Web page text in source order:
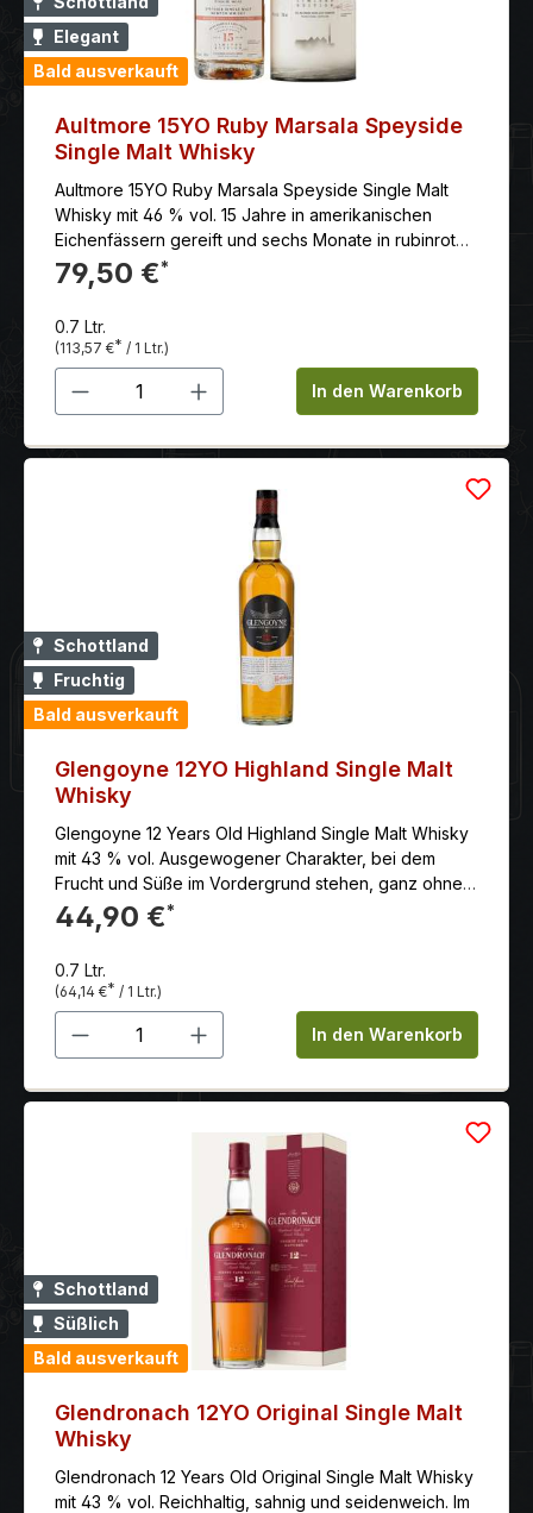
Elegant
Bald ausverkauft
Aultmore 15YO Ruby Marsala Speyside
Single Malt Whisky
Aultmore 15YO Ruby Marsala Speyside Single Malt
Whisky mit 46 % vol. 15 Jahre in amerikanischen
Eichenfässern gereift und sechs Monate in rubinroten
Marsala-Fässern aus roten Trauben veredelt, besticht
dieser Whisky durch ein intensives Aroma reifer
79,50 €*
0.7 Ltr.
(113,57 €* / 1 Ltr.)
Produkt Anzahl: Gib denIn den Warenkorb
Schottland
Fruchtig
Bald ausverkauft
Glengoyne 12YO Highland Single Malt
Whisky
Glengoyne 12 Years Old Highland Single Malt Whisky
mit 43 % vol. Ausgewogener Charakter, bei dem
Frucht und Süße im Vordergrund stehen, ganz ohne
Rauchnoten. Mit 43 % Vol. ist er ein komplexer und
dennoch zugänglicher Whisky
44,90 €*
0.7 Ltr.
(64,14 €* / 1 Ltr.)
Produkt Anzahl: Gib denIn den Warenkorb
Schottland
Süßlich
Bald ausverkauft
Glendronach 12YO Original Single Malt
Whisky
Glendronach 12 Years Old Original Single Malt Whisky
mit 43 % vol. Reichhaltig, sahnig und seidenweich. Im